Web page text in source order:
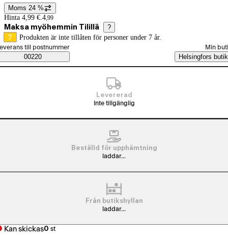
Prisinformation
Moms 24 %
Hinta 4,99 €. 4,99
Maksa myöhemmin Tilillä ?
7 Produkten är inte tillåten för personer under 7 år.
Saatavuustiedot
beställningssätt
till postnummer
00220
Min
Helsingfors butik
Levererad
Inte tillgänglig
Beställd för upphämtning
laddar...
Från butikshyllan
laddar...
Kan skickas0 st